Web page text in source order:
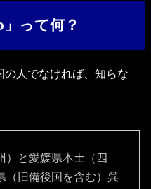
って何？
人でなければ、知らな
）と愛媛県本土（四
（旧備後国を含む）呉